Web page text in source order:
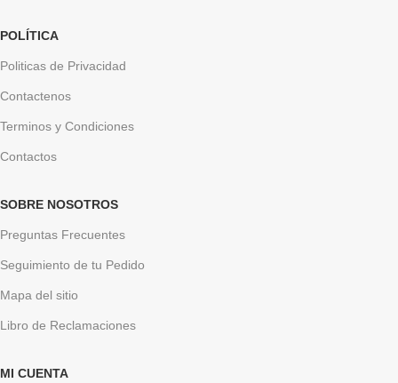
POLÍTICA
Politicas de Privacidad
Contactenos
Terminos y Condiciones
Contactos
SOBRE NOSOTROS
Preguntas Frecuentes
Seguimiento de tu Pedido
Mapa del sitio
Libro de Reclamaciones
MI CUENTA